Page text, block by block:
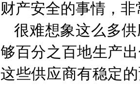
财产安全的事情，
很难想象这么多
够百分之百地生产
这些供应商有稳定